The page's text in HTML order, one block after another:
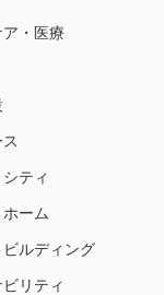
・医療
ティ
ーム
ビルディング
リティ